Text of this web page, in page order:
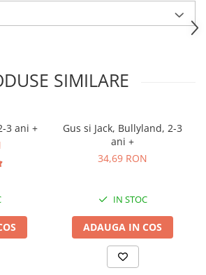
personajului original
sigure, non-toxice
SIMILARE
3 ani +
Gus si Jack, Bullyland, 2-3
ani +
34,69 RON
IN STOC
ADAUGA IN COS